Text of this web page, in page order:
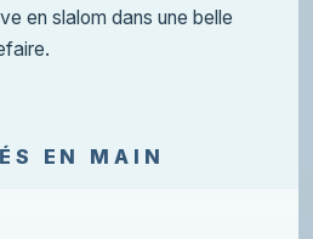
en slalom dans une belle
EN MAIN